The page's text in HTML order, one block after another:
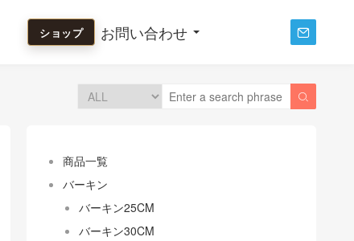
ショップ お問い合わせ 

商品一覧
バーキン
バーキン25CM
バーキン30CM